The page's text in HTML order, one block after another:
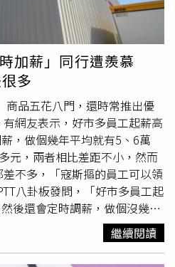
蠍座的人深沉、內斂，他們善
而，在六月末，天蠍座的財運
覺和洞察力將在這段時間得到
判斷市場的趨勢和趨勢。因
和理財將會取得非常不錯的成
機會在事業上獲得突破性的進
富。摩羯座摩羯座的人踏實、
和使命感。在六月末，摩羯座
。他們的努力和堅持將在這段
事業還是投資都將取得顯著的
間還將有機會結交一些有影響
的財富增長提供強大的助力。
加註重理財和投資，通過合理
打下堅實的財富基礎。
加薪」同行遭羨慕
多
品五花八門，還時常推出優
網友表示，好市多員工起薪高
，做個幾年平均就有5、6萬
元，兩者相比差距不小，然而
不多，「寇斯摳的員工可以領
八卦板發問，「好市多員工起
後還會定時調薪，做個沒幾
是不是給太多了阿？明明做的
不到三萬，聽說同業家X福起薪
什麼一樣的事情，寇斯摳的員
繼續閱讀